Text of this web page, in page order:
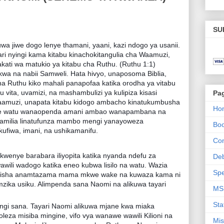
jiwe dogo lenye thamani, yaani, kazi ndogo ya usanii.
nyingi kama kitabu kinachokitangulia cha Waamuzi,
wa matukio ya kitabu cha Ruthu. (Ruthu 1:1)
na nabii Samweli. Hata hivyo, unaposoma Biblia,
Ruthu kiko mahali panapofaa katika orodha ya vitabu
vita, uvamizi, na mashambulizi ya kulipiza kisasi
unapata kitabu kidogo ambacho kinatukumbusha
wanaopenda amani ambao wanapambana na
linatufunza mambo mengi yanayoweza
imani, na ushikamanifu.
barabara iliyopita katika nyanda ndefu za
wadogo katika eneo kubwa lisilo na watu. Wazia
anamtazama mama mkwe wake na kuwaza kama ni
usiku. Alimpenda sana Naomi na alikuwa tayari
sana. Tayari Naomi alikuwa mjane kwa miaka
misiba mingine, vifo vya wanawe wawili Kilioni na